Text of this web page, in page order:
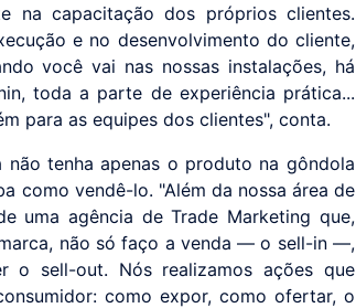
na capacitação dos próprios clientes.
e no desenvolvimento do cliente,
você vai nas nossas instalações, há
toda a parte de experiência prática...
para as equipes dos clientes", conta.
tenha apenas o produto na gôndola
como vendê-lo. "Além da nossa área de
uma agência de Trade Marketing que,
não só faço a venda — o sell-in —,
o sell-out. Nós realizamos ações que
como expor, como ofertar, o